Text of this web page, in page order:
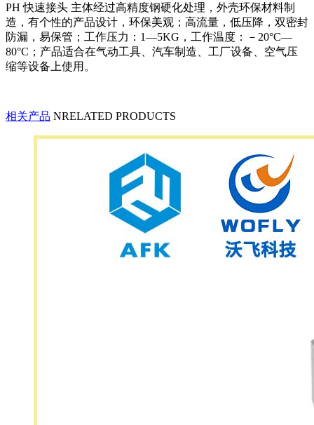
PH 快速接头 主体经过高精度钢硬化处理，外壳环保材料制
造，有个性的产品设计，环保美观；高流量，低压降，双密封
防漏，易保管；工作压力：1—5KG，工作温度：－20°C—
80°C；产品适合在气动工具、汽车制造、工厂设备、空气压
缩等设备上使用。
相关产品 NRELATED PRODUCTS